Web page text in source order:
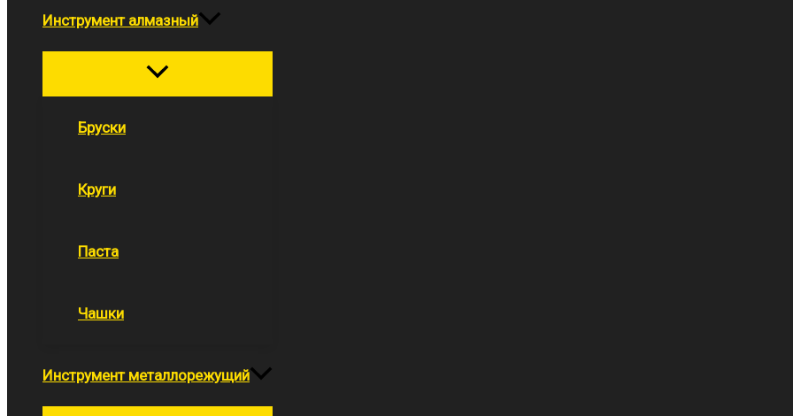
Инструмент алмазный
Переключатель
Бруски
Круги
Паста
Чашки
Инструмент металлорежущий